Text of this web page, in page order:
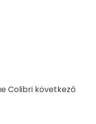
Colibri következő